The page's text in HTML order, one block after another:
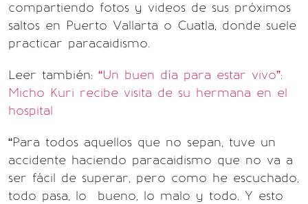
compartiendo fotos y videos de sus próximos
saltos en Puerto Vallarta o Cuatla, donde suele
practicar paracaidismo.
Leer también: “Un buen día para estar vivo”:
Micho Kuri recibe visita de su hermana en el
hospital
“Para todos aquellos que no sepan, tuve un
accidente haciendo paracaidismo que no va a
ser fácil de superar, pero como he escuchado,
todo pasa, lo bueno, lo malo y todo. Y esto